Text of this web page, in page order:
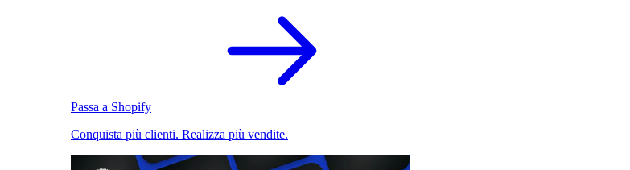
Passa a Shopify
Conquista più clienti. Realizza più vendite.